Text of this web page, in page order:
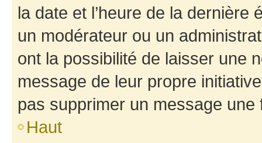
la date et l’heure de la dernière
un modérateur ou un
ont la possibilité de laisser une
message de leur propre
pas supprimer un message une
Haut